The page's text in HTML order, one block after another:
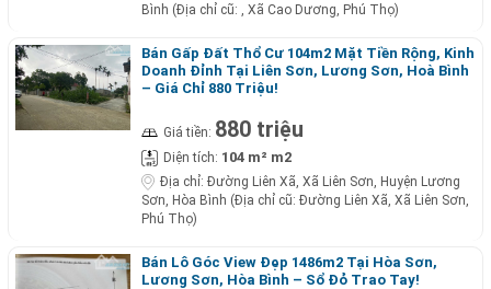
Bình (Địa chỉ cũ: , Xã Cao Dương, Phú Thọ)
Bán Gấp Đất Thổ Cư 104m2 Mặt Tiền Rộng, Kinh
Doanh Đỉnh Tại Liên Sơn, Lương Sơn, Hoà Bình
– Giá Chỉ 880 Triệu!
Giá tiền: 880 triệu
Diện tích: 104 m² m2
Địa chỉ: Đường Liên Xã, Xã Liên Sơn, Huyện Lương
Sơn, Hòa Bình (Địa chỉ cũ: Đường Liên Xã, Xã Liên Sơn,
Phú Thọ)
Bán Lô Góc View Đẹp 1486m2 Tại Hòa Sơn,
Lương Sơn, Hòa Bình – Sổ Đỏ Trao Tay!